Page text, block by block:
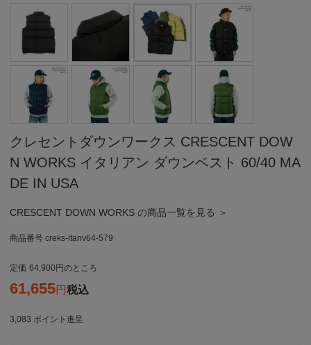
クレセントダウンワークス CRESCENT DOW
N WORKS イタリアン ダウンベスト 60/40 MA
DE IN USA
CRESCENT DOWN WORKS の商品一覧を見る ＞
商品番号 creks-itanv64-579
定価 64,900 のところ
61,655 税込
3,083 ポイント進呈